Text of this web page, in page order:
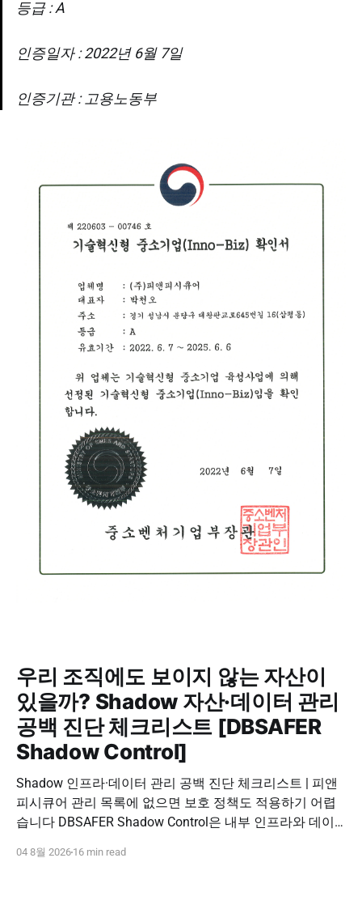
등급 : A
인증일자 : 2022년 6월 7일
인증기관 : 고용노동부
우리 조직에도 보이지 않는 자산이
있을까? Shadow 자산·데이터 관리
공백 진단 체크리스트 [DBSAFER
Shadow Control]
Shadow 인프라·데이터 관리 공백 진단 체크리스트 | 피앤
피시큐어 관리 목록에 없으면 보호 정책도 적용하기 어렵
습니다 DBSAFER Shadow Control은 내부 인프라와 데이
나의 보안 운영 흐름으로 제공합니다. DBSAFER Shadow
04 8월 2026 16 min read